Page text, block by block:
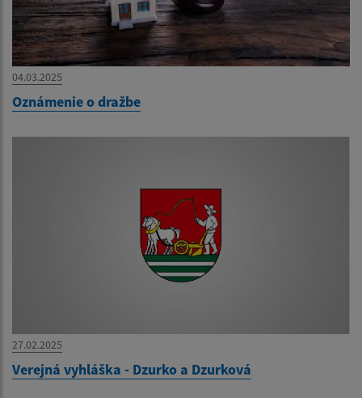
04.03.2025
Oznámenie o dražbe
27.02.2025
Verejná vyhláška - Dzurko a Dzurková